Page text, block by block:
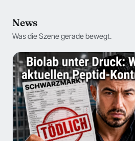
News
Was die Szene gerade bewegt.